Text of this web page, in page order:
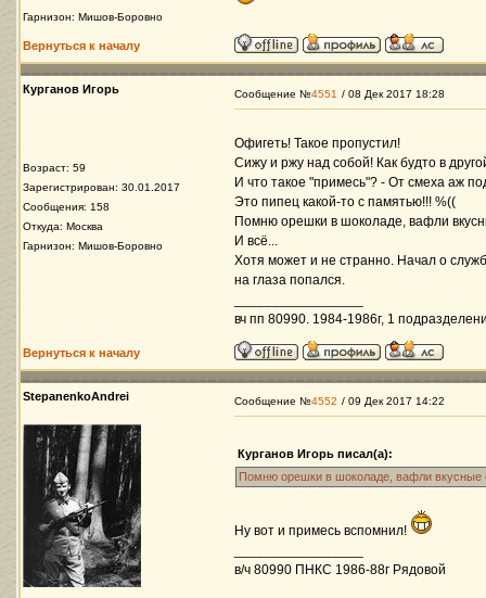
Гарнизон: Мишов-Боровно
Вернуться к началу
Курганов Игорь
Возраст: 59
Зарегистрирован: 30.01.2017
Сообщения: 158
Откуда: Москва
Гарнизон: Мишов-Боровно
Сообщение №4551 / 08 Дек 2017 18:28
Офигеть! Такое пропустил!
Сижу и ржу над собой! Как будто в
И что такое "примесь"? - От смеха аж
Это пипец какой-то с памятью!!! %((
Помню орешки в шоколаде, вафли
И всё...
Хотя может и не странно. Начал о
на глаза попался.
вч пп 80990. 1984-1986г, 1
Вернуться к началу
StepanenkoAndrei Сообщение №4552 / 09 Дек 2017 14:22
Курганов Игорь писал(а):
Помню орешки в шоколаде, вафли вкусные
Ну вот и примесь вспомнил!
в/ч 80990 ПНКС 1986-88г Рядовой